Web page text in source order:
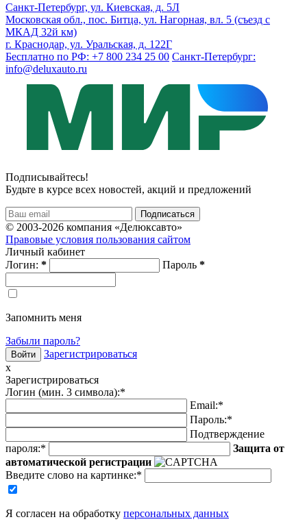
Санкт-Петербург, ул. Киевская, д. 5Л
Московская обл., пос. Битца, ул. Нагорная, вл. 5 (съезд с
МКАД 32й км)
г. Краснодар, ул. Уральская, д. 122Г
Бесплатно по РФ: +7 800 234 25 00 Санкт-Петербург:
info@deluxauto.ru
Подписывайтесь!
Будьте в курсе всех новостей, акций и предложений
© 2003-2026 компания «Делюксавто»
Правовые условия пользования сайтом
Личный кабинет
Логин: * Пароль *
Запомнить меня
Забыли пароль?
Зарегистрироваться
x
Зарегистрироваться
Логин (мин. 3 символа):*
Email:*
Пароль:*
Подтверждение
пароля:*
Защита от
автоматической регистрации
Введите слово на картинке:*
Я согласен на обработку персональных данных